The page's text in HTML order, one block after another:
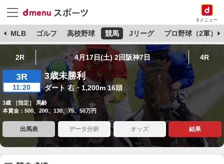
dメニュー
MLB ゴルフ 高校野球 競馬 Jリーグ プロ野球（2軍）
2R 4月17日(土) 2回阪神7日 4R
3R
11:20
3歳未勝利
ダート 右・1,200m 16頭
3歳 ［指定］ 馬齢
本賞金：500、200、130、75、50万円
出馬表 データ分析 オッズ 結果